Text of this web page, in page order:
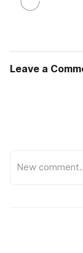
Leave a